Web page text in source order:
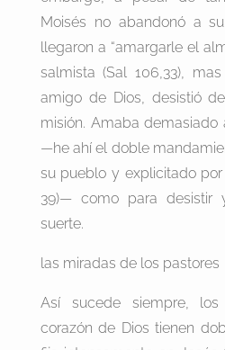
Moisés no abandonó a
llegaron a “amargarle el
salmista (Sal 106,33),
amigo de Dios, desistió
misión. Amaba
—he ahí el doble
su pueblo y explicitado por
39)— como para desistir
suerte.
las miradas de los pastores
Así sucede siempre,
corazón de Dios tienen